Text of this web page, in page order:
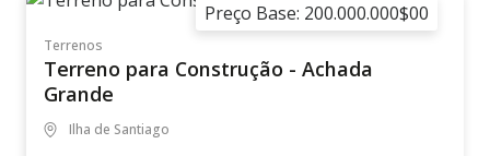
Preço Base: 200.000.000$00
Terrenos
Terreno para Construção - Achada
Grande
Ilha de Santiago